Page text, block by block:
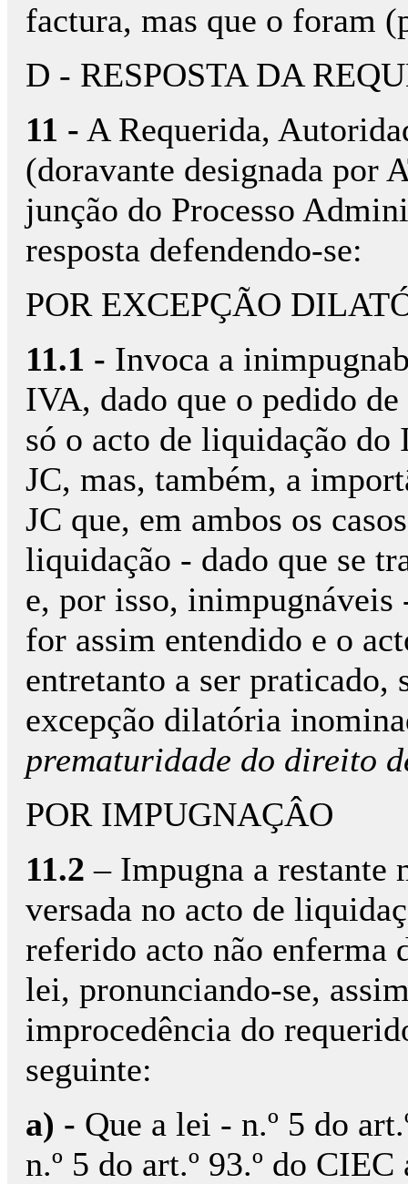
factura, mas que o foram
D - RESPOSTA DA
11 - A Requerida,
(doravante designada por
junção do Processo
resposta defendendo-se:
POR EXCEPÇÃO
11.1 - Invoca a
IVA, dado que o pedido
só o acto de liquidação do
JC, mas, também, a
JC que, em ambos os
liquidação - dado que se
e, por isso, inimpugnáveis
for assim entendido e o
entretanto a ser praticado,
excepção dilatória
prematuridade do direito
POR IMPUGNAÇÂO
11.2 – Impugna a restante
versada no acto de
referido acto não enferma
lei, pronunciando-se,
improcedência do
seguinte:
a) - Que a lei - n.º 5 do
n.º 5 do art.º 93.º do